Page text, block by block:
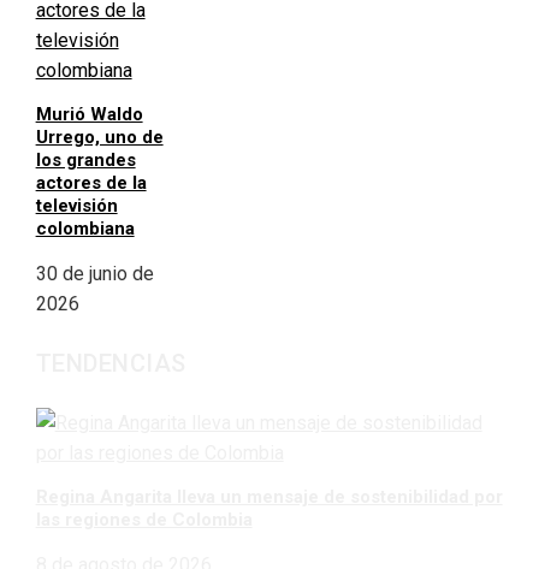
Murió Waldo
Urrego, uno de
los grandes
actores de la
televisión
colombiana
30 de junio de
2026